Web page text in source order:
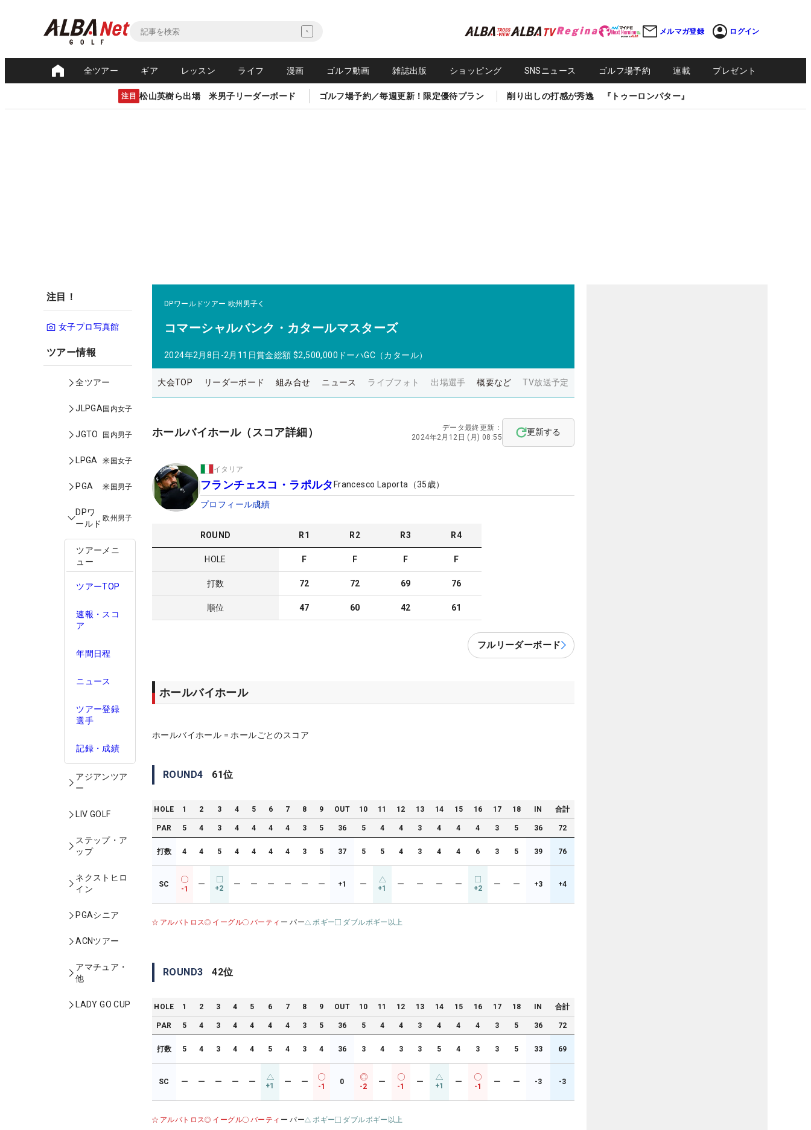
メルマガ登録 ログイン
全ツアー ギア レッスン ライフ 漫画 ゴルフ動画 雑誌出版 ショッピング SNSニュース ゴルフ場予約 連載 プレゼント
注目 松山英樹ら出場 米男子リーダーボード ゴルフ場予約／毎週更新！限定優待プラン 削り出しの打感が秀逸 『トゥーロンパター』
注目！
女子プロ写真館
ツアー情報
全ツアー
JLPGA国内女子
JGTO 国内男子
LPGA 米国女子
PGA 米国男子
DPワ
ールド
欧州男子
ツアーメニ
ュー
ツアーTOP
速報・スコ
ア
年間日程
ニュース
ツアー登録
選手
記録・成績
アジアンツア
ー
LIV GOLF
ステップ・ア
ップ
ネクストヒロ
イン
PGAシニア
ACNツアー
アマチュア・
他
LADY GO CUP
DPワールドツアー 欧州男子
コマーシャルバンク・カタールマスターズ
2024年2月8日-2月11日賞金総額 $2,500,000 ドーハGC（カタール）
大会TOP リーダーボード 組み合せ ニュース ライブフォト 出場選手 概要など TV放送予定
ホールバイホール（スコア詳細）
データ最終更新：
2024年2月12日 (月) 08:55
更新する
イタリア
フランチェスコ・ラポルタ Francesco Laporta （35歳）
プロフィール成績
ROUND R1 R2 R3 R4
HOLE F F F F
打数 72 72 69 76
順位 47 60 42 61
フルリーダーボード
ホールバイホール
ホールバイホール = ホールごとのスコア
ROUND4 61位
HOLE 1 2 3 4 5 6 7 8 9 OUT 10 11 12 13 14 15 16 17 18 IN 合計
PAR 5 4 3 4 4 4 4 3 5 36 5 4 4 3 4 4 4 3 5 36 72
打数 4 4 5 4 4 4 4 3 5 37 5 5 4 3 4 4 6 3 5 39 76
SC
-1
ー +2 ー ー ー ー ー ー +1 ー +1 ー ー ー ー +2 ー ー +3 +4
アルバトロス イーグル バーティ ー パー ボギー ダブルボギー以上
ROUND3 42位
HOLE 1 2 3 4 5 6 7 8 9 OUT 10 11 12 13 14 15 16 17 18 IN 合計
PAR 5 4 3 4 4 4 4 3 5 36 5 4 4 3 4 4 4 3 5 36 72
打数 5 4 3 4 4 5 4 3 4 36 3 4 3 3 5 4 3 3 5 33 69
SC ー ー ー ー ー +1 ー ー
-1
0
-2
ー
-1
ー +1 ー
-1
ー ー -3 -3
アルバトロス イーグル バーティ ー パー ボギー ダブルボギー以上